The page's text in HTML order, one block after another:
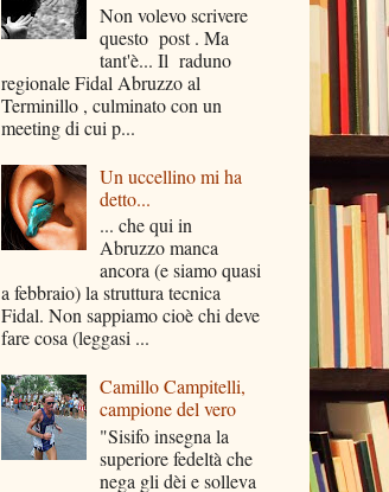
Non volevo scrivere
questo post . Ma
tant'è... Il raduno
regionale Fidal Abruzzo al
Terminillo , culminato con un
meeting di cui p...
Un uccellino mi ha
detto...
... che qui in
Abruzzo manca
ancora (e siamo quasi
a febbraio) la struttura tecnica
Fidal. Non sappiamo cioè chi deve
fare cosa (leggasi ...
Camillo Campitelli,
campione del vero
"Sisifo insegna la
superiore fedeltà che
nega gli dèi e solleva